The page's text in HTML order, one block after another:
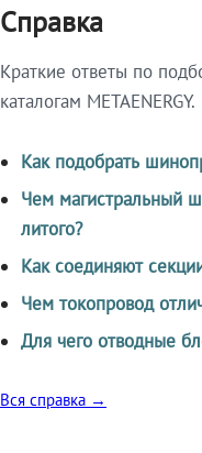
Справка
Краткие ответы по
каталогам METAENERGY.
Как подобрать
Чем магистральный
литого?
Как соединяют
Чем токопровод
Для чего отводные
Вся справка →